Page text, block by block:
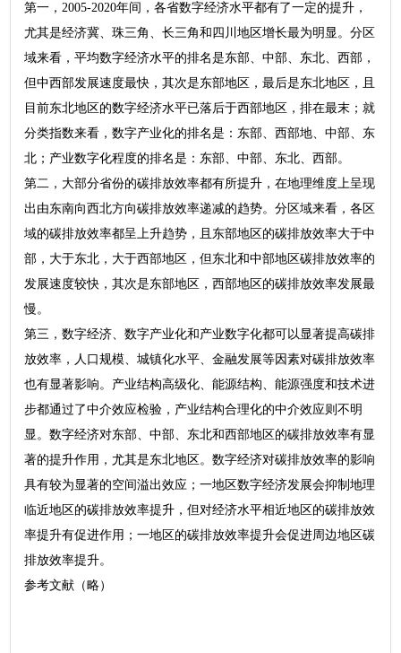
第一，2005-2020年间，各省数字经济水平都有了一定的提升，
尤其是经济冀、珠三角、长三角和四川地区增长最为明显。分区
域来看，平均数字经济水平的排名是东部、中部、东北、西部，
但中西部发展速度最快，其次是东部地区，最后是东北地区，且
目前东北地区的数字经济水平已落后于西部地区，排在最末；就
分类指数来看，数字产业化的排名是：东部、西部地、中部、东
北；产业数字化程度的排名是：东部、中部、东北、西部。
第二，大部分省份的碳排放效率都有所提升，在地理维度上呈现
出由东南向西北方向碳排放效率递减的趋势。分区域来看，各区
域的碳排放效率都呈上升趋势，且东部地区的碳排放效率大于中
部，大于东北，大于西部地区，但东北和中部地区碳排放效率的
发展速度较快，其次是东部地区，西部地区的碳排放效率发展最
慢。
第三，数字经济、数字产业化和产业数字化都可以显著提高碳排
放效率，人口规模、城镇化水平、金融发展等因素对碳排放效率
也有显著影响。产业结构高级化、能源结构、能源强度和技术进
步都通过了中介效应检验，产业结构合理化的中介效应则不明
显。数字经济对东部、中部、东北和西部地区的碳排放效率有显
著的提升作用，尤其是东北地区。数字经济对碳排放效率的影响
具有较为显著的空间溢出效应；一地区数字经济发展会抑制地理
临近地区的碳排放效率提升，但对经济水平相近地区的碳排放效
率提升有促进作用；一地区的碳排放效率提升会促进周边地区碳
排放效率提升。
参考文献（略）